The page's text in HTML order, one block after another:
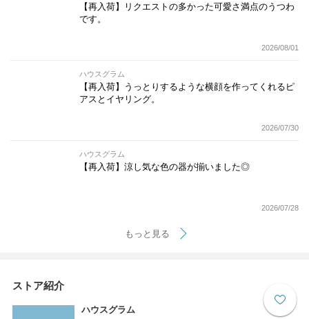
【再入荷】リクエストの多かった可愛さ満点のうつわ
です。
2026/08/01
ハウスグラム
【再入荷】うっとりするような横顔を作ってくれるピ
アスとイヤリング。
2026/07/30
ハウスグラム
【再入荷】涼し気な色の器が揃いました◎
2026/07/28
もっと見る
ストア紹介
ハウスグラム